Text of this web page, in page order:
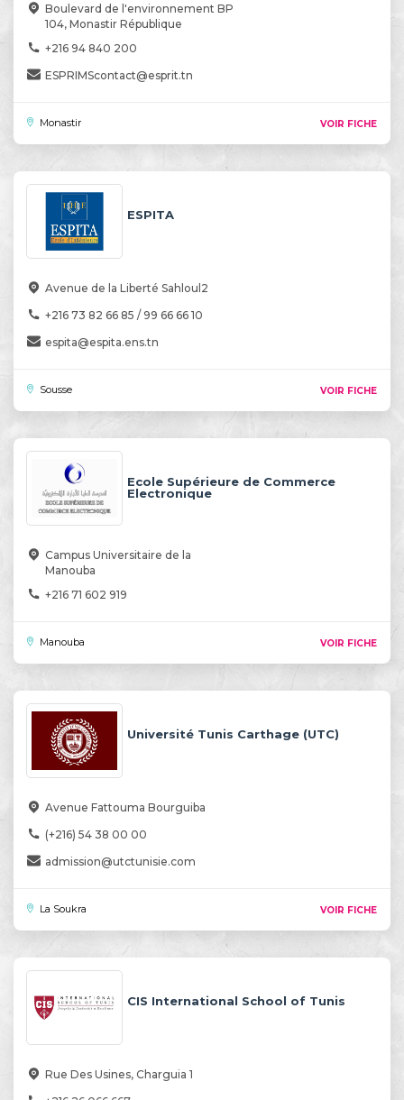
Boulevard de l'environnement BP
104, Monastir République
+216 94 840 200
ESPRIMScontact@esprit.tn
Monastir VOIR FICHE
ESPITA
Avenue de la Liberté Sahloul2
+216 73 82 66 85 / 99 66 66 10
espita@espita.ens.tn
Sousse VOIR FICHE
Ecole Supérieure de Commerce
Electronique
Campus Universitaire de la
Manouba
+216 71 602 919
Manouba VOIR FICHE
Université Tunis Carthage (UTC)
Avenue Fattouma Bourguiba
(+216) 54 38 00 00
admission@utctunisie.com
La Soukra VOIR FICHE
CIS International School of Tunis
Rue Des Usines, Charguia 1